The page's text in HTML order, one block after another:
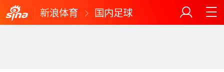
新浪体育 国内足球